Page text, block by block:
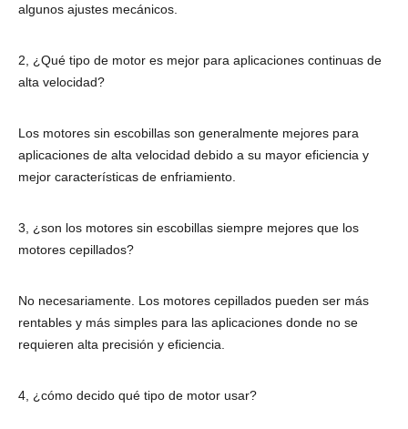
algunos ajustes mecánicos.
2, ¿Qué tipo de motor es mejor para aplicaciones continuas de
alta velocidad?
Los motores sin escobillas son generalmente mejores para
aplicaciones de alta velocidad debido a su mayor eficiencia y
mejor características de enfriamiento.
3, ¿son los motores sin escobillas siempre mejores que los
motores cepillados?
No necesariamente. Los motores cepillados pueden ser más
rentables y más simples para las aplicaciones donde no se
requieren alta precisión y eficiencia.
4, ¿cómo decido qué tipo de motor usar?